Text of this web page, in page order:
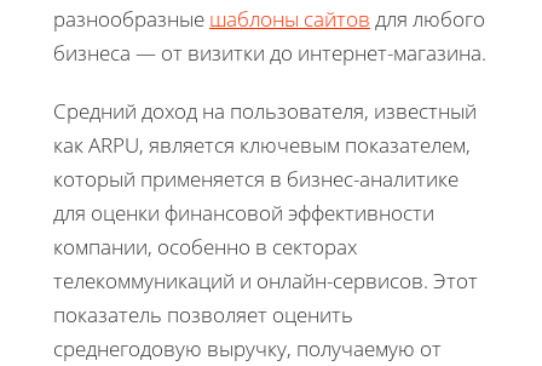
разнообразные шаблоны сайтов для любого
бизнеса — от визитки до интернет-магазина.
Средний доход на пользователя, известный
как ARPU, является ключевым показателем,
который применяется в бизнес-аналитике
для оценки финансовой эффективности
компании, особенно в секторах
телекоммуникаций и онлайн-сервисов. Этот
показатель позволяет оценить
среднегодовую выручку, получаемую от